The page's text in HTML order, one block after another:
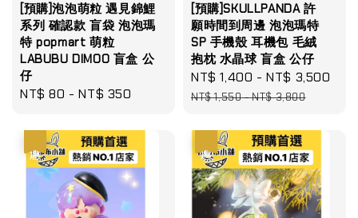
[預購]泡泡萌粒 遇見錦鯉
系列 確認款 盲袋 泡泡瑪
特 popmart 萌粒
LABUBU DIMOO 盲盒 公
仔
Regular
NT$ 80 -NT$ 350
[預購]SKULLPANDA 許
願時間到周邊 泡泡瑪特
SP 手機殼 耳機包 毛絨
抱枕 水晶球 盲盒 公仔
Sale
price
NT$ 1,400 -NT$ 3,500
NT$ 1,550-NT$ 3,800